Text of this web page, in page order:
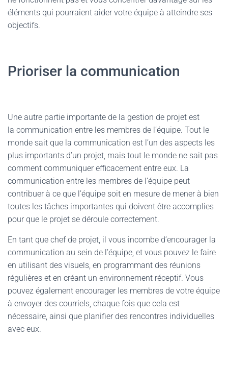
éléments qui pourraient aider votre équipe à atteindre ses
objectifs.
Prioriser la communication
Une autre partie importante de la gestion de projet est
la communication entre les membres de l’équipe. Tout le
monde sait que la communication est l’un des aspects les
plus importants d’un projet, mais tout le monde ne sait pas
comment communiquer efficacement entre eux. La
communication entre les membres de l’équipe peut
contribuer à ce que l’équipe soit en mesure de mener à bien
toutes les tâches importantes qui doivent être accomplies
pour que le projet se déroule correctement.
En tant que chef de projet, il vous incombe d’encourager la
communication au sein de l’équipe, et vous pouvez le faire
en utilisant des visuels, en programmant des réunions
régulières et en créant un environnement réceptif. Vous
pouvez également encourager les membres de votre équipe
à envoyer des courriels, chaque fois que cela est
nécessaire, ainsi que planifier des rencontres individuelles
avec eux.